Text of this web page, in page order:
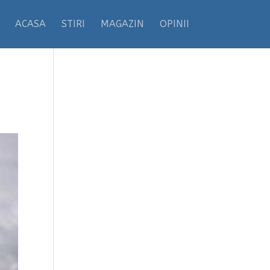
ACASA STIRI MAGAZIN OPINII